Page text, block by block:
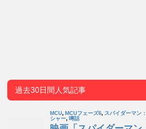
過去30日間人気記事